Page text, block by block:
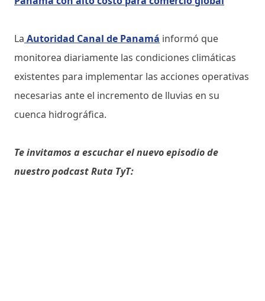
La Autoridad Canal de Panamá informó que
monitorea diariamente las condiciones climáticas
existentes para implementar las acciones operativas
necesarias ante el incremento de lluvias en su
cuenca hidrográfica.
Te invitamos a escuchar el nuevo episodio de
nuestro podcast Ruta TyT: